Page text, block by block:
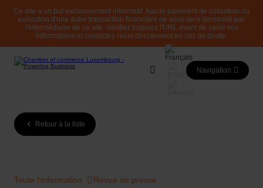
Ce site a un but exclusivement informatif. Aucun paiement de cotisation ou
exécution d'une autre transaction financière ne vous sera demandé par
l'intermédiaire de ce site. Vérifiez toujours l'URL avant de saisir vos
informations et contactez-nous directement en cas de doute.
Navigation
Retour à la liste
Toute l'information Revue de presse